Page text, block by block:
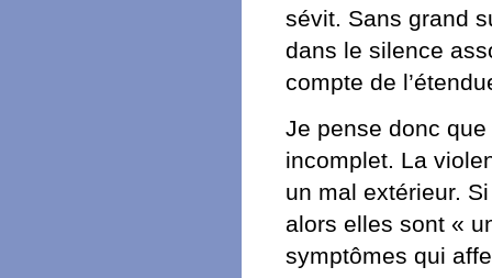
sévit. Sans grand
dans le silence
compte de
Je pense donc
incomplet. La
un mal extérieur.
alors elles sont «
symptômes qui